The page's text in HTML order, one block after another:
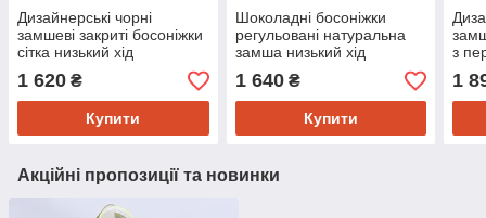
Дизайнерські чорні
замшеві закриті босоніжки
сітка низький хід
1 620 ₴
Купити
Шоколадні босоніжки
регульовані натуральна
замша низький хід
1 640₴
Купити
з
1
Акційні пропозиції та новинки